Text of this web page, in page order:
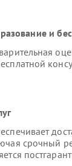
и
срочный